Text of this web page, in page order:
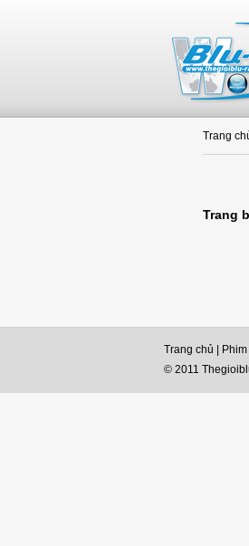
Trang
Trang
Trang chủ
© 2011